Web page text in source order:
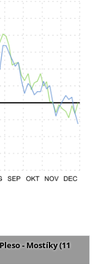
- Mostíky (11